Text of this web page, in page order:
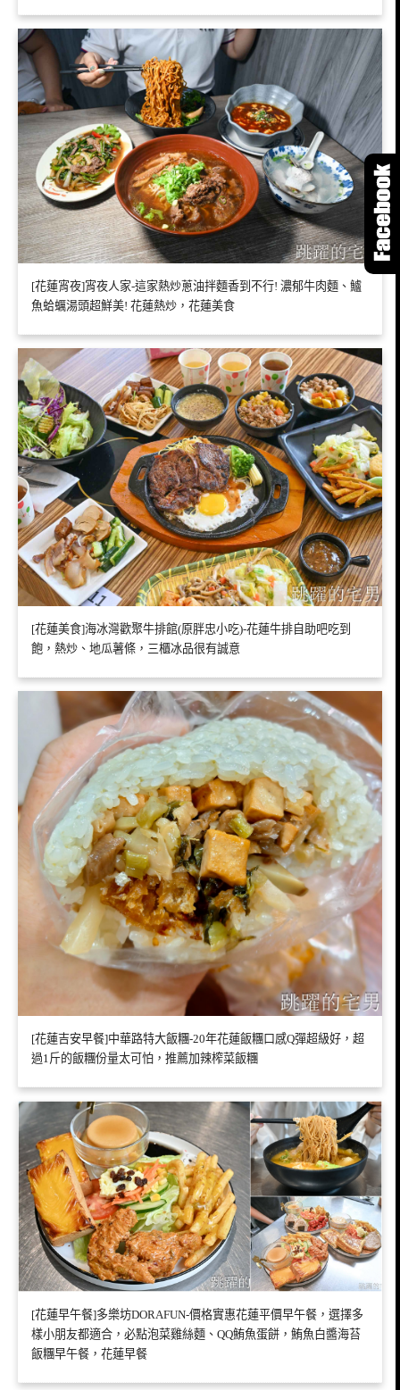
[花蓮宵夜]宵夜人家-這家熱炒蔥油拌麵香到不行! 濃郁牛肉麵、鱸
魚蛤蠣湯頭超鮮美! 花蓮熱炒，花蓮美食
[花蓮美食]海冰灣歡聚牛排館(原胖忠小吃)-花蓮牛排自助吧吃到
飽，熱炒、地瓜薯條，三櫃冰品很有誠意
[花蓮吉安早餐]中華路特大飯糰-20年花蓮飯糰口感Q彈超級好，超
過1斤的飯糰份量太可怕，推薦加辣榨菜飯糰
[花蓮早午餐]多樂坊DORAFUN-價格實惠花蓮平價早午餐，選擇多
樣小朋友都適合，必點泡菜雞絲麵、QQ鮪魚蛋餅，鮪魚白醬海苔
飯糰早午餐，花蓮早餐